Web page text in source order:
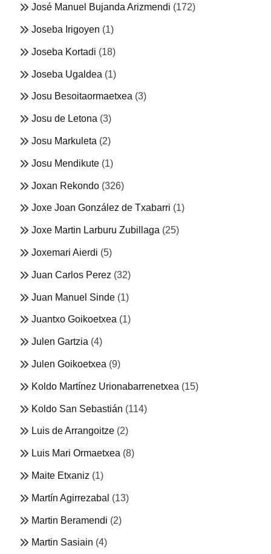
José Manuel Bujanda Arizmendi (172)
Joseba Irigoyen (1)
Joseba Kortadi (18)
Joseba Ugaldea (1)
Josu Besoitaormaetxea (3)
Josu de Letona (3)
Josu Markuleta (2)
Josu Mendikute (1)
Joxan Rekondo (326)
Joxe Joan González de Txabarri (1)
Joxe Martin Larburu Zubillaga (25)
Joxemari Aierdi (5)
Juan Carlos Perez (32)
Juan Manuel Sinde (1)
Juantxo Goikoetxea (1)
Julen Gartzia (4)
Julen Goikoetxea (9)
Koldo Martínez Urionabarrenetxea (15)
Koldo San Sebastián (114)
Luis de Arrangoitze (2)
Luis Mari Ormaetxea (8)
Maite Etxaniz (1)
Martín Agirrezabal (13)
Martin Beramendi (2)
Martin Sasiain (4)